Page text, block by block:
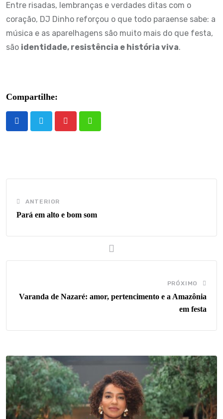
Entre risadas, lembranças e verdades ditas com o
coração, DJ Dinho reforçou o que todo paraense sabe: a
música e as aparelhagens são muito mais do que festa,
são identidade, resistência e história viva.
Compartilhe:
ANTERIOR
Pará em alto e bom som
PRÓXIMO
Varanda de Nazaré: amor, pertencimento e a Amazônia
em festa